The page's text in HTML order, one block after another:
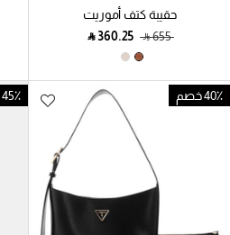
حقيبة كتف أموريت
‎ ⃁ ⁦655⁩ ‎
‎ ⃁ ⁦360.25⁩ ‎
40٪ خصم 45٪ خصم